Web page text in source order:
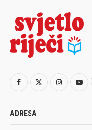
ADRESA